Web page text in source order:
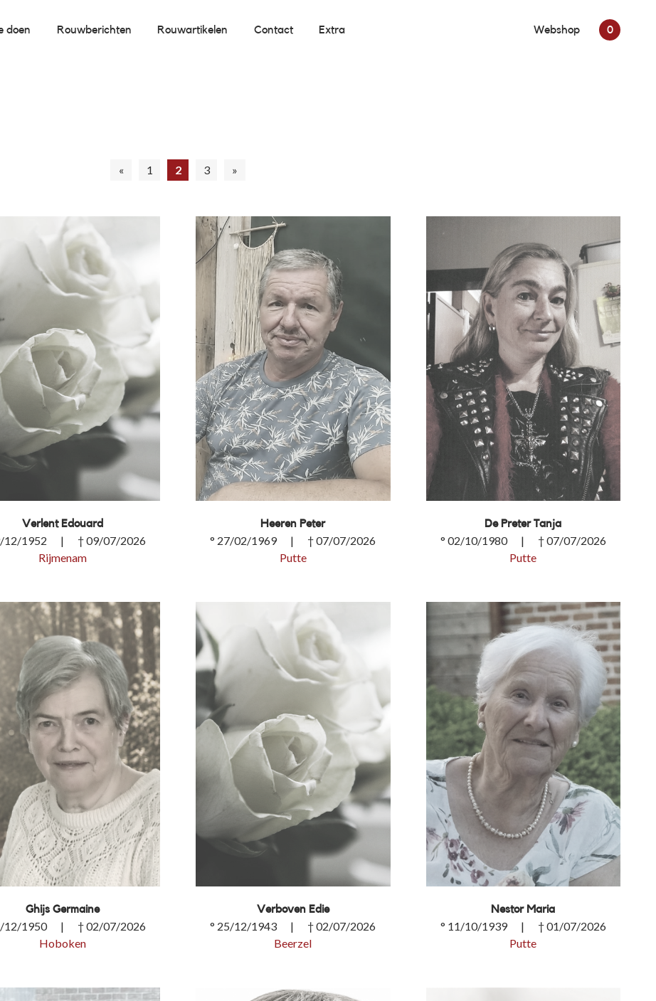
doen Rouwberichten Rouwartikelen Contact Extra Webshop 0
« 1 2 3 »
Edouard
Verlent Edouard
12/1952 | † 09/07/2026
Rijmenam
Heeren Peter
° 27/02/1969 | † 07/07/2026
Putte
De Preter Tanja
De Preter Tanja
° 02/10/1980 | † 07/07/2026
Putte
Germaine
Ghijs Germaine
12/1950 | † 02/07/2026
Hoboken
Verboven Edie
Verboven Edie
° 25/12/1943 | † 02/07/2026
Beerzel
Nestor Maria
° 11/10/1939 | † 01/07/2026
Putte